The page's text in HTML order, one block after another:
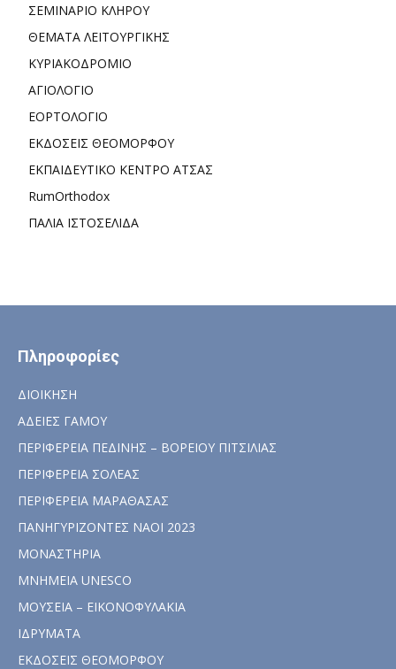
ΣΕΜΙΝΑΡΙΟ ΚΛΗΡΟΥ
ΘΕΜΑΤΑ ΛΕΙΤΟΥΡΓΙΚΗΣ
ΚΥΡΙΑΚΟΔΡΟΜΙΟ
ΑΓΙΟΛΟΓΙΟ
ΕΟΡΤΟΛΟΓΙΟ
ΕΚΔΟΣΕΙΣ ΘΕΟΜΟΡΦΟΥ
ΕΚΠΑΙΔΕΥΤΙΚΟ ΚΕΝΤΡΟ ΑΤΣΑΣ
RumOrthodox
ΠΑΛΙΑ ΙΣΤΟΣΕΛΙΔΑ
Πληροφορίες
ΔΙΟΙΚΗΣΗ
ΑΔΕΙΕΣ ΓΑΜΟΥ
ΠΕΡΙΦΕΡΕΙΑ ΠΕΔΙΝΗΣ – ΒΟΡΕΙΟΥ ΠΙΤΣΙΛΙΑΣ
ΠΕΡΙΦΕΡΕΙΑ ΣΟΛΕΑΣ
ΠΕΡΙΦΕΡΕΙΑ ΜΑΡΑΘΑΣΑΣ
ΠΑΝΗΓΥΡΙΖΟΝΤΕΣ ΝΑΟΙ 2023
ΜΟΝΑΣΤΗΡΙΑ
ΜΝΗΜΕΙΑ UNESCO
ΜΟΥΣΕΙΑ – ΕΙΚΟΝΟΦΥΛΑΚΙΑ
ΙΔΡΥΜΑΤΑ
ΕΚΔΟΣΕΙΣ ΘΕΟΜΟΡΦΟΥ